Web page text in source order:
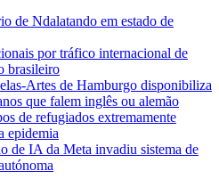
de Ndalatando em estado de
por tráfico internacional de
brasileiro
Artes de Hamburgo disponibiliza
que falem inglês ou alemão
de refugiados extremamente
epidemia
de IA da Meta invadiu sistema de